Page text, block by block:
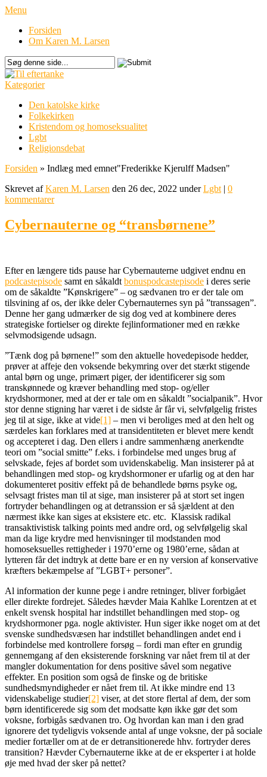
Menu
Forsiden
Om Karen M. Larsen
Kategorier
Den katolske kirke
Folkekirken
Kristendom og homoseksualitet
Lgbt
Religionsdebat
Forsiden » Indlæg med emnet"Frederikke Kjerulff Madsen"
Skrevet afKaren M. Larsen den 26 dec, 2022 underLgbt | 0
kommentarer
Cybernauterne og “transbørnene”
Efter en længere tids pause har Cybernauterne udgivet endnu en
podcastepisode samt en såkaldt bonuspodcastepisode i deres serie
om de såkaldte ”Kønskrigere” – og sædvanen tro er der tale om
tilsvining af os, der ikke deler Cybernauternes syn på ”transsagen”.
Denne her gang udmærker de sig dog ved at kombinere deres
strategiske fortielser og direkte fejlinformationer med en række
selvmodsigende udsagn.
”Tænk dog på børnene!” som den aktuelle hovedepisode hedder,
prøver at affeje den voksende bekymring over det stærkt stigende
antal børn og unge, primært piger, der identificerer sig som
transkønnede og kræver behandling med stop- og/eller
krydshormoner, med at der er tale om en såkaldt ”socialpanik”. Hvor
stor denne stigning har været i de sidste år får vi, selvfølgelig fristes
jeg til at sige, ikke at vide[1] – men vi beroliges med at den helt og
særdeles kan forklares med at transidentiteten er blevet mere kendt
og accepteret i dag. Den ellers i andre sammenhæng anerkendte
teori om ”social smitte” f.eks. i forbindelse med unges brug af
selvskade, fejes af bordet som uvidenskabelig. Man insisterer på at
behandlingen med stop- og krydshormoner er ufarlig og at den har
dokumenteret positiv effekt på de behandlede børns psyke og,
selvsagt fristes man til at sige, man insisterer på at stort set ingen
fortryder behandlingen og at detranssion er så sjældent at den
nærmest ikke kan siges at eksistere etc. etc. Klassisk radikal
transaktivistisk talking points med andre ord, og selvfølgelig skal
man da lige krydre med henvisninger til modstanden mod
homoseksuelles rettigheder i 1970’erne og 1980’erne, sådan at
lytteren får det indtryk at dette bare er en ny version af konservative
kræfters bekæmpelse af ”LGBT+ personer”.
Al information der kunne pege i andre retninger, bliver forbigået
eller direkte fordrejet. Således hævder Maia Kahlke Lorentzen at et
enkelt svensk hospital har indstillet behandlingen med stop- og
krydshormoner pga. nogle aktivister. Hun siger ikke noget om at det
svenske sundhedsvæsen har indstillet behandlingen andet end i
forbindelse med kontrollere forsøg – fordi man efter en grundig
gennemgang af den eksisterende forskning var nået frem til at der
mangler dokumentation for dens positive såvel som negative
effekter. En position som også de finske og de britiske
sundhedsmyndigheder er nået frem til. At ikke mindre end 13
videnskabelige studier[2] viser, at det store flertal af dem, der som
børn identificerede sig som det modsatte køn ikke gør det som
voksne, forbigås sædvanen tro. Og hvordan kan man i den grad
ignorere det tydeligvis voksende antal af unge voksne, der på sociale
medier fortæller om at de er detransitionerede hhv. fortryder deres
transition? Hævder Cybernauterne ikke at de er eksperter i at holde
øje med hvad der sker på nettet?